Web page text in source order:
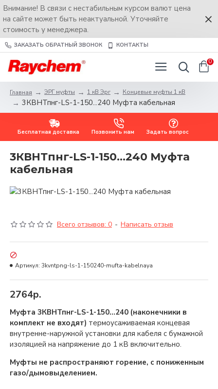
Внимание! В связи с нестабильным курсом валют цена
на сайте может быть неактуальной. Уточняйте
стоимость у менеджера.
ЗАКАЗАТЬ ОБРАТНЫЙ ЗВОНОК КОНТАКТЫ
0
Главная ЭРГ муфты 1 кВ Эрг Концевые муфты 1 кВ
3КВНТпнг-LS-1-150...240 Муфта кабельная
Бесплатная доставка Позвонить нам Задать вопрос
3КВНТпнг-LS-1-150...240 Муфта
кабельная
Всего отзывов: 0 - Написать отзыв
2764р.
Артикул: 3kvntpng-ls-1-150240-mufta-kabelnaya
Муфта 3КВНТпнг-LS-1-150…240 (наконечники в
комплект не входят) термоусаживаемая концевая
внутренне-наружной установки для кабеля с бумажной
изоляцией на напряжение до 1 кВ включительно.
Муфты не распространяют горение, с пониженным
газо/дымовыделением.